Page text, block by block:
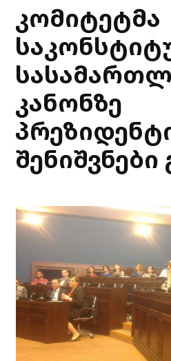
კომიტეტმა
კანონზე
შენიშვნები